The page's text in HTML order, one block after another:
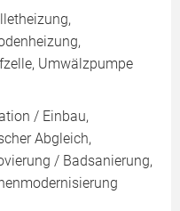
Umwälzpumpe
/ Einbau,
Abgleich,
/ Badsanierung,